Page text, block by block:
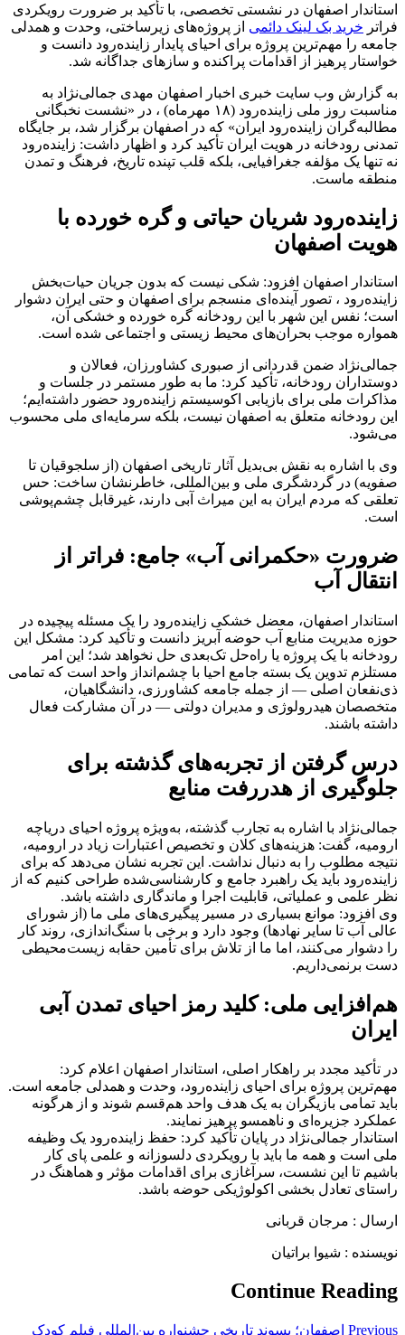
استاندار اصفهان در نشستی تخصصی، با تأکید بر ضرورت رویکردی
فراتر خرید بک لینک دائمی از پروژه‌های زیرساختی، وحدت و همدلی
جامعه را مهم‌ترین پروژه برای احیای پایدار زاینده‌رود دانست و
خواستار پرهیز از اقدامات پراکنده و سازهای جداگانه شد.
به گزارش وب سایت خبری اخبار اصفهان مهدی جمالی‌نژاد به
مناسبت روز ملی زاینده‌رود (۱۸ مهرماه) ، در «نشست نخبگانی
مطالبه‌گران زاینده‌رود ایران» که در اصفهان برگزار شد، بر جایگاه
تمدنی رودخانه در هویت ایران تأکید کرد و اظهار داشت: زاینده‌رود
نه تنها یک مؤلفه جغرافیایی، بلکه قلب تپنده تاریخ، فرهنگ و تمدن
منطقه ماست.
زاینده‌رود شریان حیاتی و گره خورده با
هویت اصفهان
استاندار اصفهان افزود: شکی نیست که بدون جریان حیات‌بخش
زاینده‌رود ، تصور آینده‌ای منسجم برای اصفهان و حتی ایران دشوار
است؛ نفس این شهر با این رودخانه گره خورده و خشکی آن،
همواره موجب بحران‌های محیط زیستی و اجتماعی شده است.
جمالی‌نژاد ضمن قدردانی از صبوری کشاورزان، فعالان و
دوستداران رودخانه، تأکید کرد: ما به طور مستمر در جلسات و
مذاکرات ملی برای بازیابی اکوسیستم زاینده‌رود حضور داشته‌ایم؛
این رودخانه متعلق به اصفهان نیست، بلکه سرمایه‌ای ملی محسوب
می‌شود.
وی با اشاره به نقش بی‌بدیل آثار تاریخی اصفهان (از سلجوقیان تا
صفویه) در گردشگری ملی و بین‌المللی، خاطرنشان ساخت: حس
تعلقی که مردم ایران به این میراث آبی دارند، غیرقابل چشم‌پوشی
است.
ضرورت «حکمرانی آب» جامع: فراتر از
انتقال آب
استاندار اصفهان، معضل خشکی زاینده‌رود را یک مسئله پیچیده در
حوزه مدیریت منابع آب حوضه آبریز دانست و تأکید کرد: مشکل این
رودخانه با یک پروژه یا راه‌حل تک‌بعدی حل نخواهد شد؛ این امر
مستلزم تدوین یک بسته جامع احیا با چشم‌انداز واحد است که تمامی
ذی‌نفعان اصلی — از جمله جامعه کشاورزی، دانشگاهیان،
متخصصان هیدرولوژی و مدیران دولتی — در آن مشارکت فعال
داشته باشند.
درس گرفتن از تجربه‌های گذشته برای
جلوگیری از هدررفت منابع
جمالی‌نژاد با اشاره به تجارب گذشته، به‌ویژه پروژه احیای دریاچه
ارومیه، گفت: هزینه‌های کلان و تخصیص اعتبارات زیاد در ارومیه،
نتیجه مطلوب را به دنبال نداشت. این تجربه نشان می‌دهد که برای
زاینده‌رود باید یک راهبرد جامع و کارشناسی‌شده طراحی کنیم که از
نظر علمی و عملیاتی، قابلیت اجرا و ماندگاری داشته باشد.
وی افزود: موانع بسیاری در مسیر پیگیری‌های ملی ما (از شورای
عالی آب تا سایر نهادها) وجود دارد و برخی با سنگ‌اندازی، روند کار
را دشوار می‌کنند، اما ما از تلاش برای تأمین حقابه زیست‌محیطی
دست برنمی‌داریم.
هم‌افزایی ملی: کلید رمز احیای تمدن آبی
ایران
در تأکید مجدد بر راهکار اصلی، استاندار اصفهان اعلام کرد:
مهم‌ترین پروژه برای احیای زاینده‌رود، وحدت و همدلی جامعه است.
باید تمامی بازیگران به یک هدف واحد هم‌قسم شوند و از هرگونه
عملکرد جزیره‌ای و ناهمسو پرهیز نمایند.
استاندار جمالی‌نژاد در پایان تأکید کرد: حفظ زاینده‌رود یک وظیفه
ملی است و همه ما باید با رویکردی دلسوزانه و علمی پای کار
باشیم تا این نشست، سرآغازی برای اقدامات مؤثر و هماهنگ در
راستای تعادل بخشی اکولوژیکی حوضه باشد.
ارسال : مرجان قربانی
نویسنده : شیوا براتیان
Continue Reading
Previous اصفهان؛ پسوند تاریخی جشنواره بین‌المللی فیلم کودک